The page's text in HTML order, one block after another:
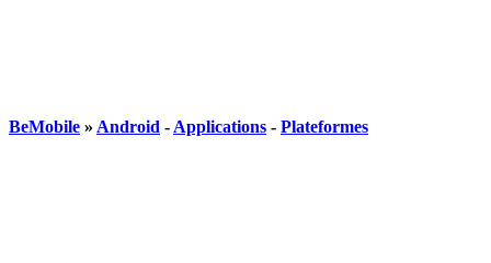
BeMobile » Android - Applications - Plateformes